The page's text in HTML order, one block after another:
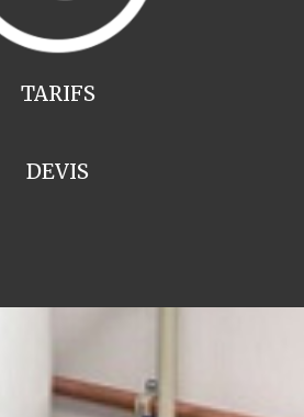
TARIFS
DEVIS